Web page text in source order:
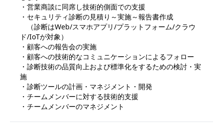
・営業商談に同席し技術的側面での支援
・セキュリティ診断の見積り～実施～報告書作成
（診断はWeb/スマホアプリ/プラットフォーム/クラウ
ド/IoTが対象）
・顧客への報告会の実施
・顧客への技術的なコミュニケーションによるフォロー
・診断技術の品質向上および標準化をするための検討・実
施
・診断ツールの計画・マネジメント・開発
・チームメンバーに対する技術的支援
・チームメンバーのマネジメント